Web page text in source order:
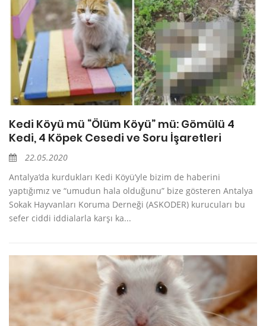
Kedi Köyü mü “Ölüm Köyü” mü: Gömülü 4
Kedi, 4 Köpek Cesedi ve Soru İşaretleri
22.05.2020
Antalya’da kurdukları Kedi Köyü’yle bizim de haberini
yaptığımız ve “umudun hala olduğunu” bize gösteren Antalya
Sokak Hayvanları Koruma Derneği (ASKODER) kurucuları bu
sefer ciddi iddialarla karşı ka...